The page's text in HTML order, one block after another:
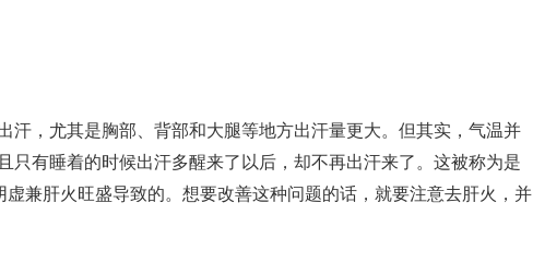
汗，尤其是胸部、背部和大腿等地方出汗量更大。但其实，气温并
只有睡着的时候出汗多醒来了以后，却不再出汗来了。这被称为是
虚兼肝火旺盛导致的。想要改善这种问题的话，就要注意去肝火，并